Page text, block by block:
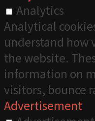
Analytics
Analytical
understand how
the website.
information on
visitors, bounce
Advertisement